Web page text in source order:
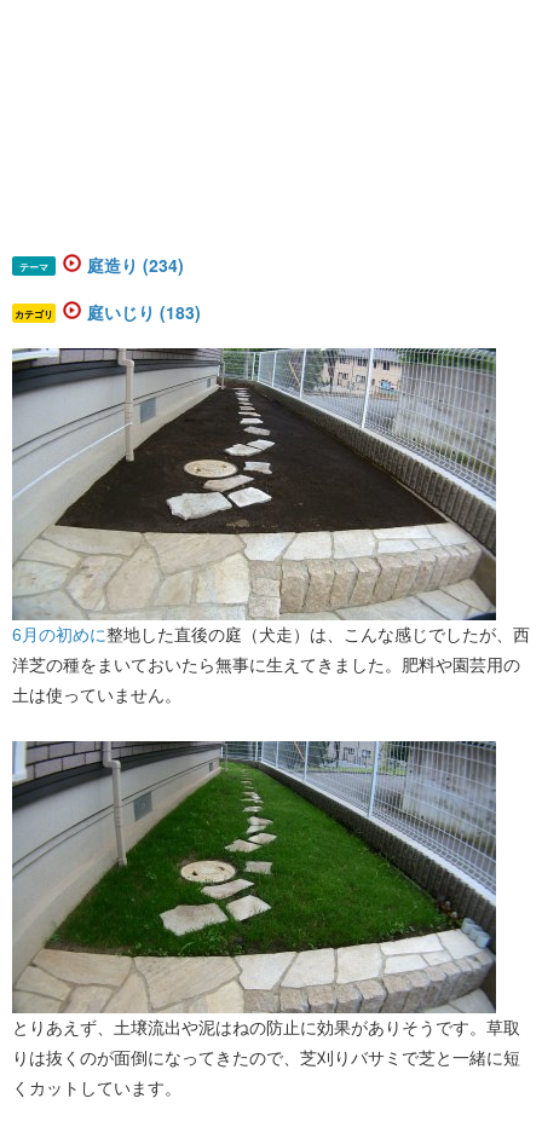
テーマ 庭造り (234)
カテゴリ 庭いじり (183)
6月の初めに整地した直後の庭（犬走）は、こんな感じでしたが、西
洋芝の種をまいておいたら無事に生えてきました。肥料や園芸用の
土は使っていません。
とりあえず、土壌流出や泥はねの防止に効果がありそうです。草取
りは抜くのが面倒になってきたので、芝刈りバサミで芝と一緒に短
くカットしています。